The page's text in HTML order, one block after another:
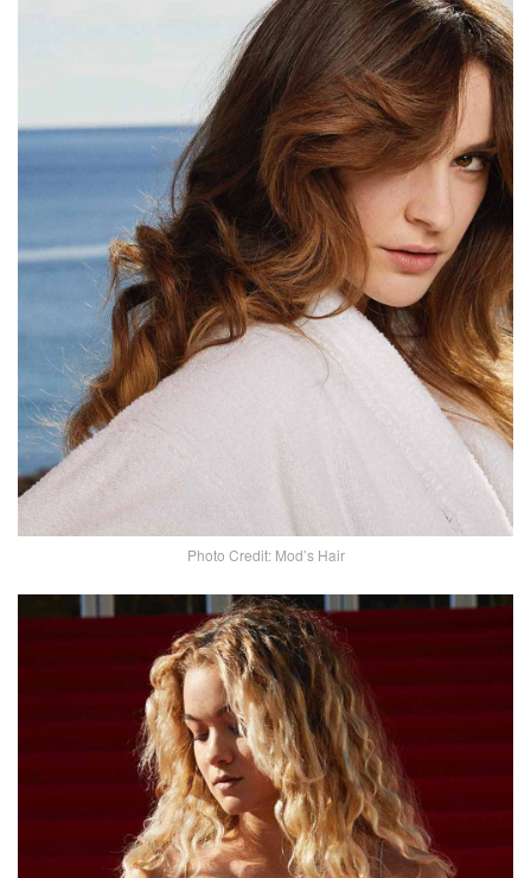
Photo Credit: Mod’s Hair